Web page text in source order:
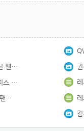
빵모자 크롭티 허리라인 프로미스나인 백지헌 팬사인회 포토타임
바로 앞에서 본 트와이스 미나 밀착 지름 원피스 몸매
쪼그려 앉아서 팬들과 소통하는 트와이스 사나 팬서비스
권